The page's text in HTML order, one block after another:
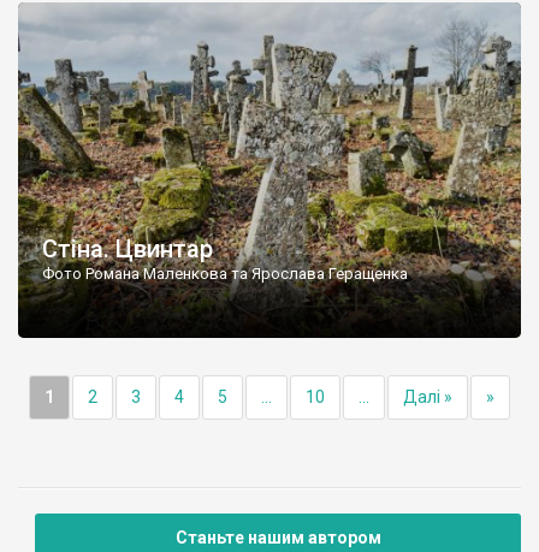
ньому чимало хрестів 19 століття, є такі, де епітафії стер […]
Стіна. Цвинтар
Фото Романа Маленкова та Ярослава Геращенка
1 2 3 4 5 10 Далі » »
Станьте нашим автором